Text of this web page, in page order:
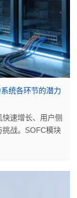
统各环节的潜力
速增长、用户侧
挑战。SOFC模块
）储能技术将